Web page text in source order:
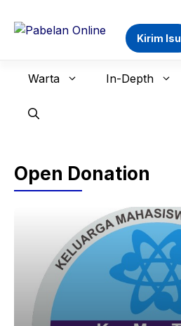
Kirim Isu
Warta In-Depth
Open Donation